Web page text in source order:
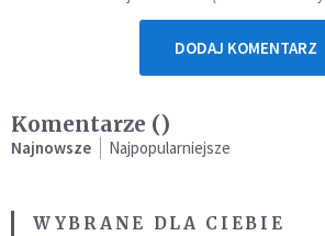
DODAJ KOMENTARZ
Komentarze ()
Najnowsze Najpopularniejsze
WYBRANE DLA CIEBIE